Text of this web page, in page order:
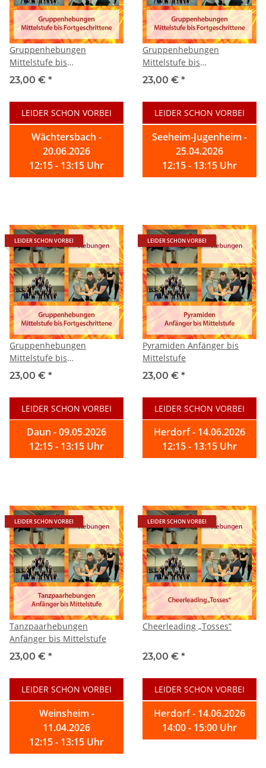
Gruppenhebungen
Mittelstufe bis
Fortgeschrittene
23,00 € *
LEIDER SCHON VORBEI
Wächtersbach -
20.06.2026
12:15 - 13:15 Uhr
Gruppenhebungen
Mittelstufe bis
Fortgeschrittene
23,00 € *
LEIDER SCHON VORBEI
Seeheim-Jugenheim -
25.04.2026
12:15 - 13:15 Uhr
LEIDER SCHON VORBEI
Gruppenhebungen
Mittelstufe bis
Fortgeschrittene
23,00 € *
LEIDER SCHON VORBEI
Daun - 09.05.2026
12:15 - 13:15 Uhr
LEIDER SCHON VORBEI
Pyramiden Anfänger bis
Mittelstufe
23,00 € *
LEIDER SCHON VORBEI
Herdorf - 14.06.2026
12:15 - 13:15 Uhr
LEIDER SCHON VORBEI
Tanzpaarhebungen
Anfänger bis Mittelstufe
23,00 € *
LEIDER SCHON VORBEI
Weinsheim -
11.04.2026
12:15 - 13:15 Uhr
LEIDER SCHON VORBEI
Cheerleading „Tosses“
23,00 € *
LEIDER SCHON VORBEI
Herdorf - 14.06.2026
14:00 - 15:00 Uhr